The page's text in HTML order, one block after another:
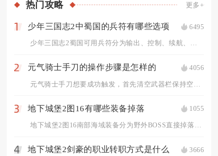
热门攻略 更多+
少年三国志2中蜀国的兵符有哪些选项 6495
少年三国志2蜀国可用兵符分为输出、控制、续航、功能四类，主流...
2 元气骑士手刀的操作步骤是怎样的 4056
3 地下城堡2图16有哪些装备掉落 1055
4 地下城堡2剑豪的职业转职方式是什么 3666